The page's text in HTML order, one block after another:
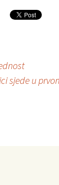
sjede u